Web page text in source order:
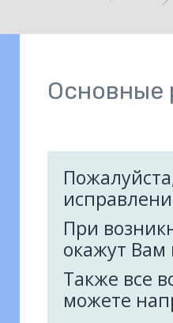
Основные
При
окажут
Также все
можете